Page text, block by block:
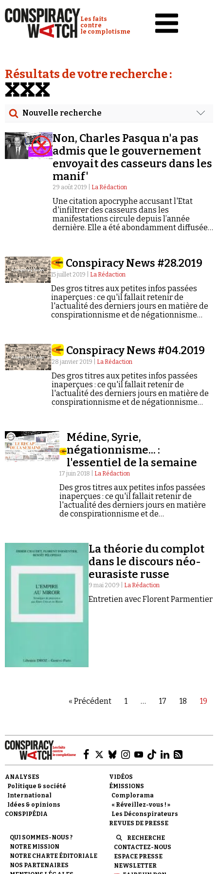
Conspiracy Watch :
Les faits
contre
le complotisme
Analyses
Vidéos
Émissions
Revues de presse
Newsletter
Faire un don
Demander à Vera
Se connecter
Résultats de votre recherche :
XXX
Nouvelle recherche
Date
Rechercher dans tous les contenus
Cibler votre recherche
Rechercher
Non, Charles Pasqua n'a pas
admis que le gouvernement
envoyait des casseurs dans les
manif'
29 août 2019 | La Rédaction
Une citation apocryphe accusant l'Etat
d'infiltrer des casseurs dans les
manifestations circule depuis l’année
dernière. Elle a été abondamment diffusée
Conspiracy News #28.2019
15 juillet 2019 | La Rédaction
Des gros titres aux petites infos passées
inaperçues : ce qu'il fallait retenir de
l'actualité des derniers jours en matière de
conspirationnisme et de négationnisme
Conspiracy News #04.2019
28 janvier 2019 | La Rédaction
Des gros titres aux petites infos passées
inaperçues : ce qu'il fallait retenir de
l'actualité des derniers jours en matière de
conspirationnisme et de négationnisme
Médine, Syrie,
négationnisme... :
l'essentiel de la semaine
17 juin 2018 | La Rédaction
Des gros titres aux petites infos passées
inaperçues : ce qu'il fallait retenir de
l'actualité des derniers jours en matière
de conspirationnisme et de
La théorie du complot
dans le discours néo-
eurasiste russe
9 mai 2009 | La Rédaction
Entretien avec Florent Parmentier
« Précédent 1 … 17 18 19
ANALYSES
Politique & société
International
Idées & opinions
CONSPIPÉDIA
VIDÉOS
ÉMISSIONS
Complorama
« Réveillez-vous ! »
Les Déconspirateurs
REVUES DE PRESSE
QUI SOMMES-NOUS ?
NOTRE MISSION
NOTRE CHARTE ÉDITORIALE
NOS PARTENAIRES
RECHERCHE
CONTACTEZ-NOUS
ESPACE PRESSE
NEWSLETTER